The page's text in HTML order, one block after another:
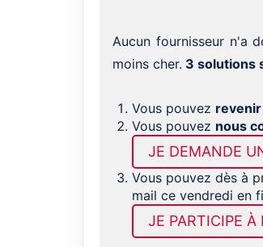
Aucun fournisseur n'a
moins cher. 3 solutions
Vous pouvez
Vous pouvez nous
JE DEMANDE
Vous pouvez dès à
mail ce vendredi en
JE PARTICIPE À